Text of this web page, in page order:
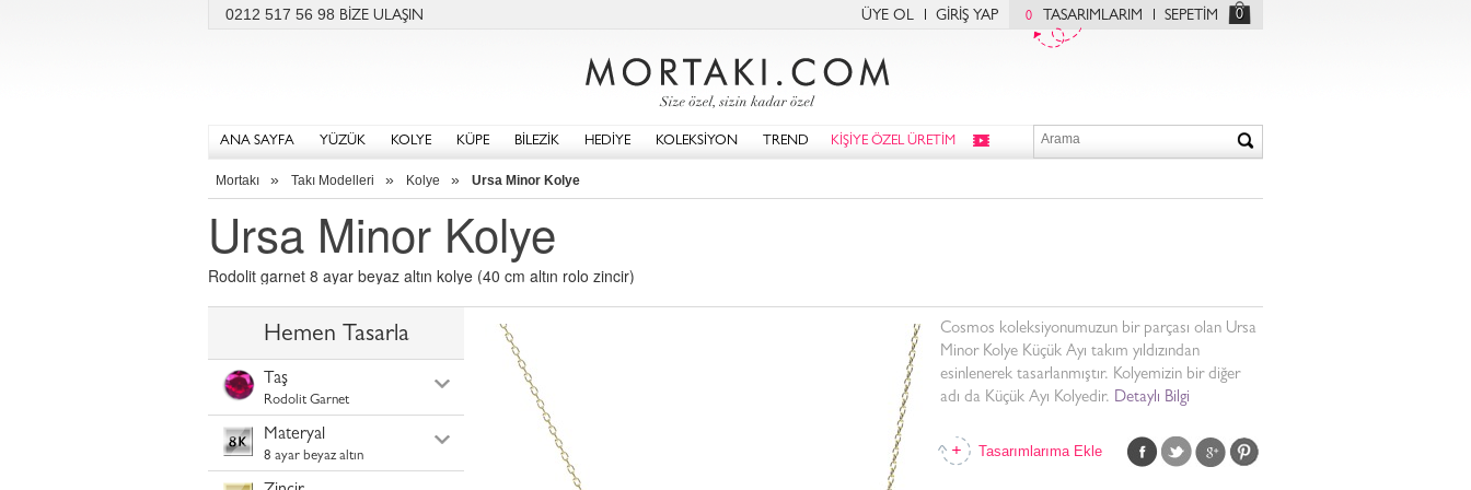
0212 517 56 98 BİZE ULAŞIN ÜYE OL GİRİŞ YAP 0 TASARIMLARIM SEPETİM 0
ANA SAYFA YÜZÜK KOLYE KÜPE BİLEZİK HEDİYE KOLEKSİYON TREND KİŞİYE ÖZEL ÜRETİM
Mortakı » Takı Modelleri » Kolye » Ursa Minor Kolye
Ursa Minor Kolye
Rodolit garnet 8 ayar beyaz altın kolye (40 cm altın rolo zincir)
Hemen Tasarla
Taş
Rodolit Garnet
Materyal
8 ayar beyaz altın
Cosmos koleksiyonumuzun bir parçası olan Ursa
Minor Kolye Küçük Ayı takım yıldızından
esinlenerek tasarlanmıştır. Kolyemizin bir diğer
adı da Küçük Ayı Kolyedir. Detaylı Bilgi
Tasarımlarıma Ekle